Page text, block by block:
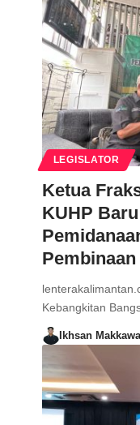
LEGISLATOR
Ketua
KUHP
Pembinaan
Kebangkitan
Ikhsan